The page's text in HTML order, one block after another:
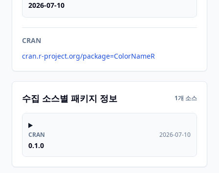
2026-07-10
CRAN
cran.r-project.org/package=ColorNameR
수집 소스별 패키지 정보 1개 소스
CRAN
0.1.0
2026-07-10